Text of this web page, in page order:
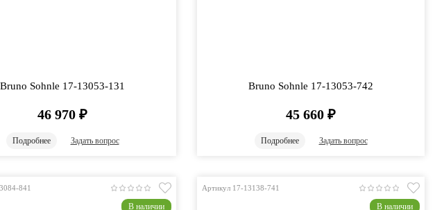
Bruno Sohnle 17-13053-131
46 970 ₽
Подробнее Задать вопрос
Bruno Sohnle 17-13053-742
45 660 ₽
Подробнее Задать вопрос
841
В наличии
Артикул 17-13138-741
В наличии